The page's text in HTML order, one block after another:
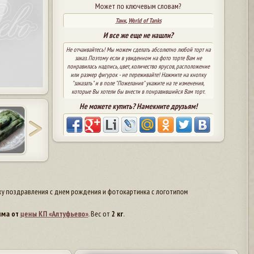
Может по ключевым словам?
Танк, World of Tanks
И все же еще не нашли?
Не отчаивайтесь! Мы можем сделать абсолютно любой торт на
заказ. Поэтому если в увиденном на фото торте Вам не
понравилась надпись, цвет, количество ярусов, расположение
или размер фигурок - не переживайте! Нажмите на кнопку
"заказать" и в поле "Пожелания" укажите на те изменения,
которые Вы хотели бы внести в понравившийся Вам торт.
Не можете купить? Намекните друзьям!
поздравления с днем рождения и фотокартинка с логотипом
от цены КП «Алтуфьево». Вес от 2 кг.